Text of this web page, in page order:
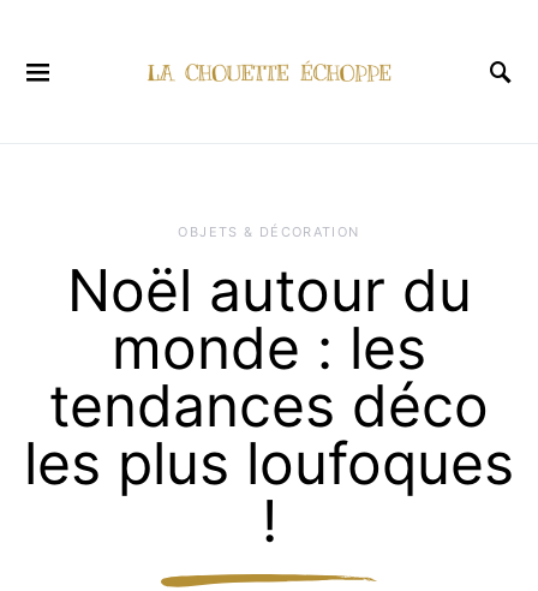
OBJETS & DÉCORATION
Noël autour du
monde : les
tendances déco
les plus loufoques
!